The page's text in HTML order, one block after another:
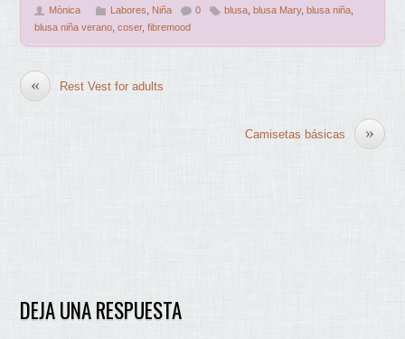
Mònica Labores Niña 0 blusa ,blusa Mary,blusa niña
blusa niña verano ,coser,fibremood
« Rest Vest for adults
»
Camisetas básicas
DEJA UNA RESPUESTA